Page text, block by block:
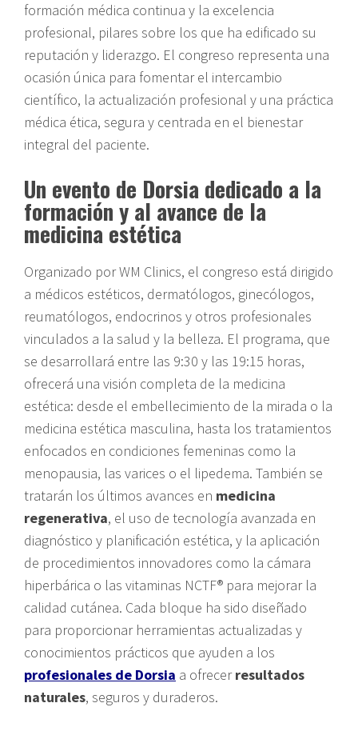
formación médica continua y la excelencia
profesional, pilares sobre los que ha edificado su
reputación y liderazgo. El congreso representa una
ocasión única para fomentar el intercambio
científico, la actualización profesional y una práctica
médica ética, segura y centrada en el bienestar
integral del paciente.
Un evento de Dorsia dedicado a la
formación y al avance de la
medicina estética
Organizado por WM Clinics, el congreso está dirigido
a médicos estéticos, dermatólogos, ginecólogos,
reumatólogos, endocrinos y otros profesionales
vinculados a la salud y la belleza. El programa, que
se desarrollará entre las 9:30 y las 19:15 horas,
ofrecerá una visión completa de la medicina
estética: desde el embellecimiento de la mirada o la
medicina estética masculina, hasta los tratamientos
enfocados en condiciones femeninas como la
menopausia, las varices o el lipedema. También se
tratarán los últimos avances en medicina
regenerativa, el uso de tecnología avanzada en
diagnóstico y planificación estética, y la aplicación
de procedimientos innovadores como la cámara
hiperbárica o las vitaminas NCTF® para mejorar la
calidad cutánea. Cada bloque ha sido diseñado
para proporcionar herramientas actualizadas y
conocimientos prácticos que ayuden a los
profesionales de Dorsia a ofrecerresultados
naturales, seguros y duraderos.